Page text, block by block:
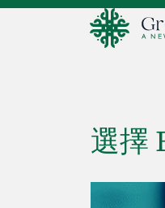
選擇